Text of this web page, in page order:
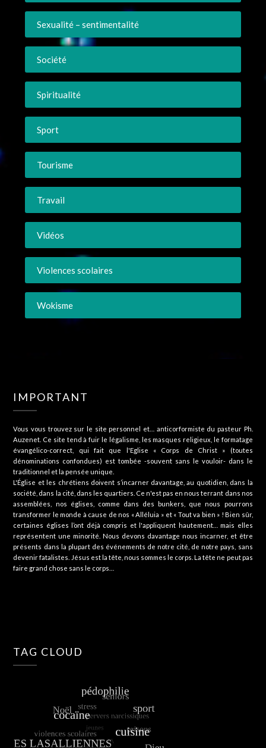
Sexualité – sentimentalité
Société
Spiritualité
Sport
Tourisme
Travail
Vidéos
Violences scolaires
Wokisme
IMPORTANT
Vous vous trouvez sur le site personnel et… anticorformiste du pasteur Ph.
Auzenet. Ce site tend à fuir le légalisme, les masques religieux, le formatage
évangélico-correct, qui fait que l'Eglise « Corps de Christ » (toutes
dénominations confondues) est tombée -souvent sans le vouloir- dans le
traditionnel et la pensée unique.
L'Église et les chrétiens doivent s’incarner davantage, au quotidien, dans la
société, dans la cité, dans les quartiers. Ce n'est pas en nous terrant dans nos
assemblées, nos églises, comme dans des bunkers, que nous pourrons
transformer le monde à cause de nos « Alléluia » et « Tout va bien » ! Bien sûr,
certaines églises l’ont déjà compris et l'appliquent hautement… mais elles
représentent une minorité. Nous devons davantage nous incarner, et être
présents dans la plupart des événements de notre cité, de notre pays, sans
devenir fatalistes. Jésus est la tête, nous sommes le corps. La tête ne peut pas
faire grand chose sans le corps…
TAG CLOUD